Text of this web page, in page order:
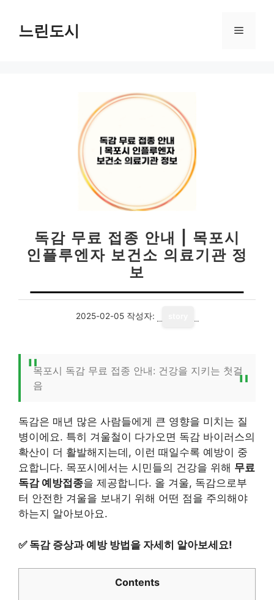
느린도시 메
독감 무료 접종 안내 | 목포시
인플루엔자 보건소 의료기관 정
보
2025-02-05 작성자:
목포시 독감 무료 접종 안내: 건강을 지키는 첫걸
음
독감은 매년 많은 사람들에게 큰 영향을 미치는 질
병이에요. 특히 겨울철이 다가오면 독감 바이러스의
확산이 더 활발해지는데, 이런 때일수록 예방이 중
요합니다. 목포시에서는 시민들의 건강을 위해 무료
독감 예방접종을 제공합니다. 올 겨울, 독감으로부
터 안전한 겨울을 보내기 위해 어떤 점을 주의해야
하는지 알아보아요.
✅ 독감 증상과 예방 방법을 자세히 알아보세요!
Contents